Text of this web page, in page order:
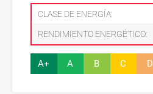
CLASE DE ENERGÍA:
RENDIMIENTO ENERGÉTICO:
A+ A B C D